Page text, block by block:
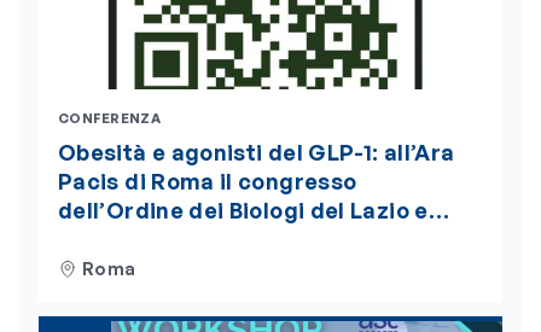
CONFERENZA
Obesità e agonisti del GLP-1: all’Ara
Pacis di Roma il congresso
dell’Ordine dei Biologi del Lazio e
Roma